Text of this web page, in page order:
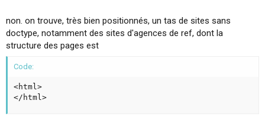
non. on trouve, très bien positionnés, un tas de sites sans
doctype, notamment des sites d'agences de ref, dont la
structure des pages est
Code:
<html>
</html>